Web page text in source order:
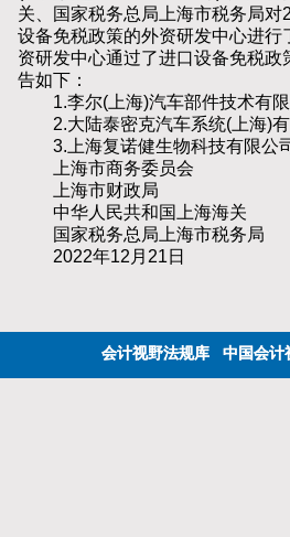
关、国家税务总局上海市税务局对
设备免税政策的外资研发中心进行
资研发中心通过了进口设备免税
告如下：
1.李尔(上海)汽车部件技术有限
2.大陆泰密克汽车系统(上海)有
3.上海复诺健生物科技有限公
上海市商务委员会
上海市财政局
中华人民共和国上海海关
国家税务总局上海市税务局
2022年12月21日
会计视野法规库 中国会计